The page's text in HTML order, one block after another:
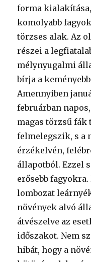
forma
komolyabb
törzses alak. Az
részei a
mélynyugalmi
bírja a
Amennyiben
februárban
magas törzsű fák
felmelegszik, s a
érzékelvén,
állapotból. Ezzel
erősebb
lombozat
növények alvó
átvészelve az
időszakot. Nem
hibát, hogy a